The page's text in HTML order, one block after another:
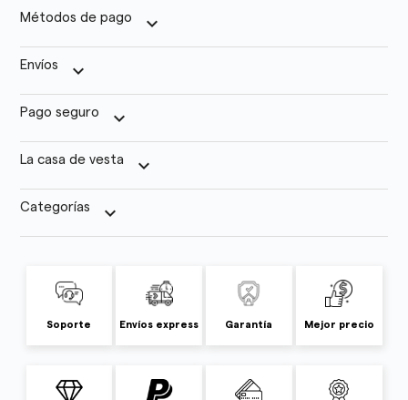
Métodos de pago keyboard_arrow_down
Envíos keyboard_arrow_down
Pago seguro keyboard_arrow_down
La casa de vesta keyboard_arrow_down
Categorías keyboard_arrow_down
Soporte Envíos express Garantía Mejor precio